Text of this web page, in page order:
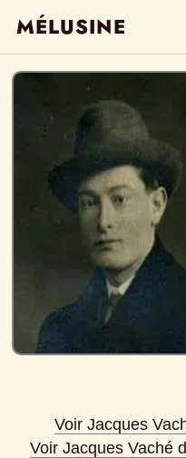
MÉLUSINE
Voir Jacques
Voir Jacques Vaché